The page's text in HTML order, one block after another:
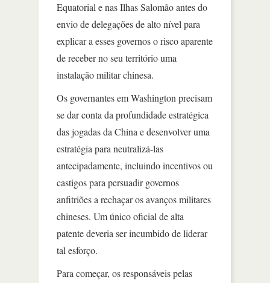
Equatorial e nas Ilhas Salomão antes do
envio de delegações de alto nível para
explicar a esses governos o risco aparente
de receber no seu território uma
instalação militar chinesa.
Os governantes em Washington precisam
se dar conta da profundidade estratégica
das jogadas da China e desenvolver uma
estratégia para neutralizá-las
antecipadamente, incluindo incentivos ou
castigos para persuadir governos
anfitriões a rechaçar os avanços militares
chineses. Um único oficial de alta
patente deveria ser incumbido de liderar
tal esforço.
Para começar, os responsáveis pelas